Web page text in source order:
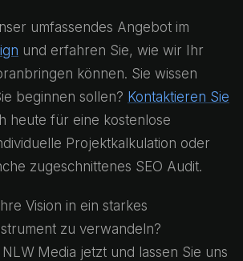
umfassendes Angebot im
und erfahren Sie, wie wir Ihr
können. Sie wissen
beginnen sollen? Kontaktieren Sie
heute für eine kostenlose
Projektkalkulation oder
zugeschnittenes SEO Audit.
Vision in ein starkes
zu verwandeln?
Media jetzt und lassen Sie uns